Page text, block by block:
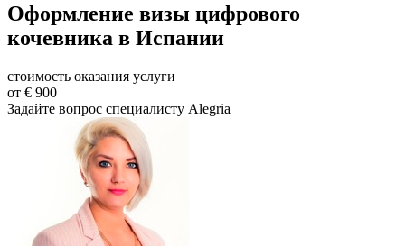
Оформление визы цифрового
кочевника в Испании
стоимость оказания услуги
от € 900
Задайте вопрос специалисту Alegria